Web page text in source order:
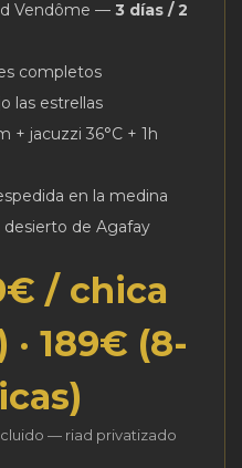
Vendôme — 3 días / 2
completos
las estrellas
+ jacuzzi 36°C + 1h
en la medina
desierto de Agafay
/ chica
· 189€ (8-
— riad privatizado